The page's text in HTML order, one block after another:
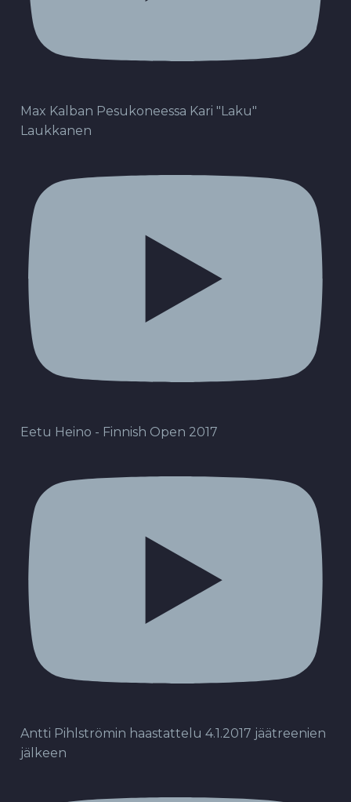
Max Kalban Pesukoneessa Kari "Laku"
Laukkanen
Eetu Heino - Finnish Open 2017
Antti Pihlströmin haastattelu 4.1.2017 jäätreenien
jälkeen